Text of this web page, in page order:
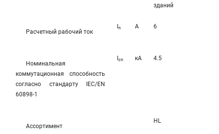
зданий
Расчетный рабочий ток
n A 6
Номинальная
коммутационная способность
согласно стандарту IEC/EN
60898-1
cn кА 4.5
Ассортимент
HL